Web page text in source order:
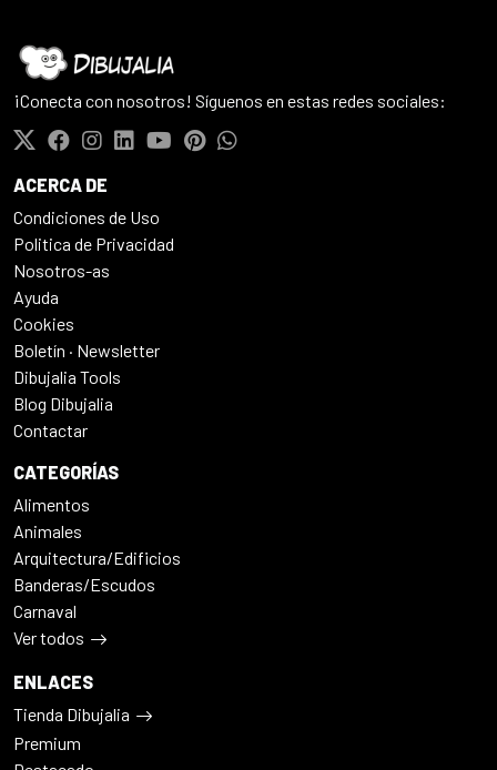
¡Conecta con nosotros! Síguenos en estas redes sociales:
ACERCA DE
Condiciones de Uso
Politica de Privacidad
Nosotros-as
Ayuda
Cookies
Boletín · Newsletter
Dibujalia Tools
Blog Dibujalia
Contactar
CATEGORÍAS
Alimentos
Animales
Arquitectura/Edificios
Banderas/Escudos
Carnaval
Ver todos
ENLACES
Tienda Dibujalia
Premium